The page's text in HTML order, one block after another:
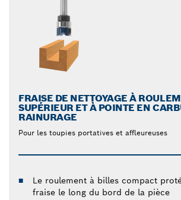
FRAISE DE NETTOYAGE À
SUPÉRIEUR ET À POINTE EN
RAINURAGE
Pour les toupies portatives et affleureuses
Le roulement à billes compact
fraise le long du bord de la pièce